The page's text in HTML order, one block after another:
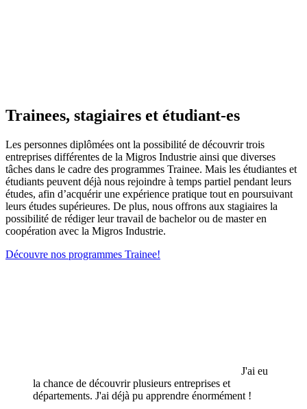
Trainees, stagiaires et étudiant-es
Les personnes diplômées ont la possibilité de découvrir trois
entreprises différentes de la Migros Industrie ainsi que diverses
tâches dans le cadre des programmes Trainee. Mais les étudiantes et
étudiants peuvent déjà nous rejoindre à temps partiel pendant leurs
études, afin d’acquérir une expérience pratique tout en poursuivant
leurs études supérieures. De plus, nous offrons aux stagiaires la
possibilité de rédiger leur travail de bachelor ou de master en
coopération avec la Migros Industrie.
Découvre nos programmes Trainee!
J'ai eu
la chance de découvrir plusieurs entreprises et
départements. J'ai déjà pu apprendre énormément !